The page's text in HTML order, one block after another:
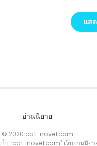
อ่านนิยาย
© 2020 cat-novel.com
บ “cat-novel.com” เว็บอ่านนิยา